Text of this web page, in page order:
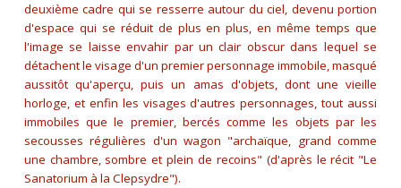
deuxième cadre qui se resserre autour du ciel, devenu portion
d'espace qui se réduit de plus en plus, en même temps que
l'image se laisse envahir par un clair obscur dans lequel se
détachent le visage d'un premier personnage immobile, masqué
aussitôt qu'aperçu, puis un amas d'objets, dont une vieille
horloge, et enfin les visages d'autres personnages, tout aussi
immobiles que le premier, bercés comme les objets par les
secousses régulières d'un wagon "archaïque, grand comme
une chambre, sombre et plein de recoins" (d'après le récit "Le
Sanatorium à la Clepsydre").